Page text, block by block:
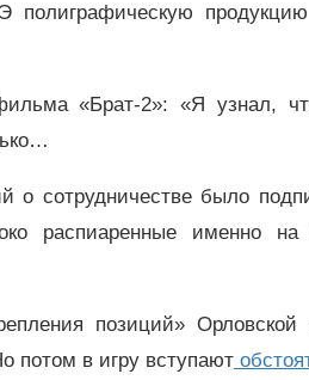
полиграфическую
«Брат-2»: «Я узнал,
о сотрудничестве было
распиаренные именно на
позиций»
потом в игру вступают